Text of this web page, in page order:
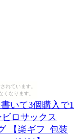
れています。
くなります。